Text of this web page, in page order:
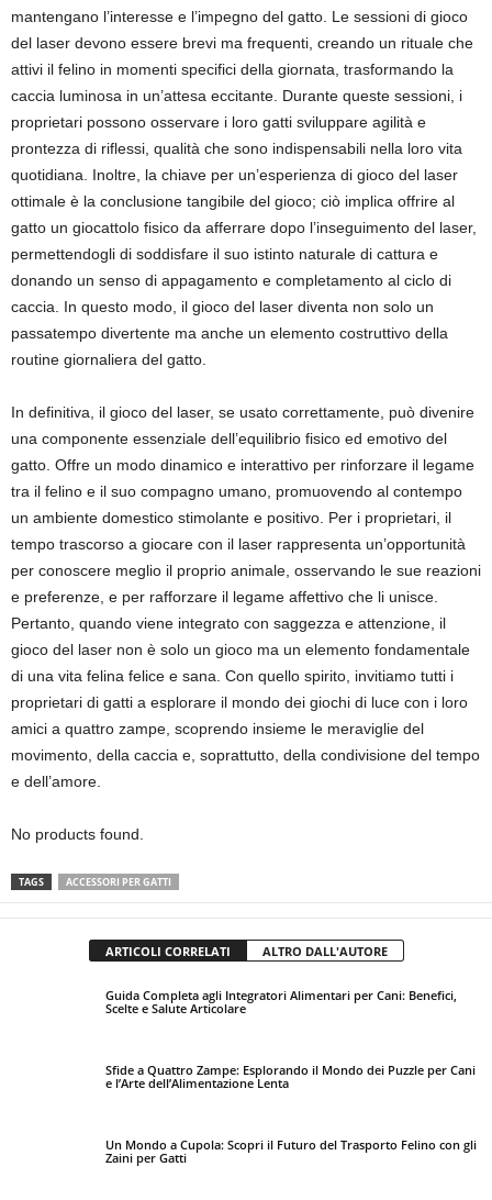
mantengano l’interesse e l’impegno del gatto. Le sessioni di gioco
del laser devono essere brevi ma frequenti, creando un rituale che
attivi il felino in momenti specifici della giornata, trasformando la
caccia luminosa in un’attesa eccitante. Durante queste sessioni, i
proprietari possono osservare i loro gatti sviluppare agilità e
prontezza di riflessi, qualità che sono indispensabili nella loro vita
quotidiana. Inoltre, la chiave per un’esperienza di gioco del laser
ottimale è la conclusione tangibile del gioco; ciò implica offrire al
gatto un giocattolo fisico da afferrare dopo l’inseguimento del laser,
permettendogli di soddisfare il suo istinto naturale di cattura e
donando un senso di appagamento e completamento al ciclo di
caccia. In questo modo, il gioco del laser diventa non solo un
passatempo divertente ma anche un elemento costruttivo della
routine giornaliera del gatto.
In definitiva, il gioco del laser, se usato correttamente, può divenire
una componente essenziale dell’equilibrio fisico ed emotivo del
gatto. Offre un modo dinamico e interattivo per rinforzare il legame
tra il felino e il suo compagno umano, promuovendo al contempo
un ambiente domestico stimolante e positivo. Per i proprietari, il
tempo trascorso a giocare con il laser rappresenta un’opportunità
per conoscere meglio il proprio animale, osservando le sue reazioni
e preferenze, e per rafforzare il legame affettivo che li unisce.
Pertanto, quando viene integrato con saggezza e attenzione, il
gioco del laser non è solo un gioco ma un elemento fondamentale
di una vita felina felice e sana. Con quello spirito, invitiamo tutti i
proprietari di gatti a esplorare il mondo dei giochi di luce con i loro
amici a quattro zampe, scoprendo insieme le meraviglie del
movimento, della caccia e, soprattutto, della condivisione del tempo
e dell’amore.
No products found.
TAGS ACCESSORI PER GATTI
ARTICOLI CORRELATI ALTRO DALL'AUTORE
Guida Completa agli Integratori Alimentari per Cani: Benefici,
Scelte e Salute Articolare
Sfide a Quattro Zampe: Esplorando il Mondo dei Puzzle per Cani
e l’Arte dell’Alimentazione Lenta
Un Mondo a Cupola: Scopri il Futuro del Trasporto Felino con gli
Zaini per Gatti